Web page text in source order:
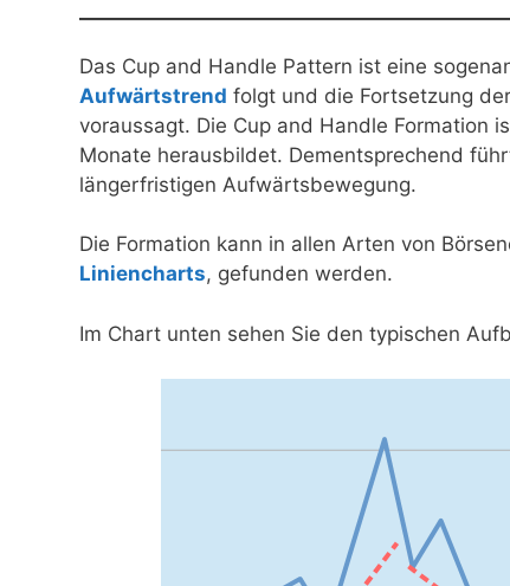
Das Cup and Handle Pattern ist eine
Aufwärtstrend folgt und die Fortsetzung
voraussagt. Die Cup and Handle Formation
Monate herausbildet. Dementsprechend
längerfristigen Aufwärtsbewegung.
Die Formation kann in allen Arten von
Liniencharts, gefunden werden.
Im Chart unten sehen Sie den typischen